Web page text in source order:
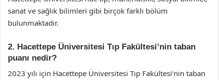
sanat ve sağlık bilimleri gibi birçok farklı bölüm
bulunmaktadır.
2. Hacettepe Üniversitesi Tıp Fakültesi’nin taban
puanı nedir?
2023 yılı için Hacettepe Üniversitesi Tıp Fakültesi’nin taban